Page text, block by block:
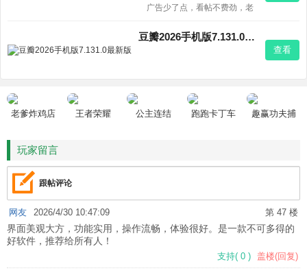
广告少了点，看帖不费劲，老
能快速找着同好。
豆瓣2026手机版7.131.0最新版
查看
老爹炸鸡店
王者荣耀 公主连结 跑跑卡丁车
趣赢功夫捕
玩家留言
跟帖评论
第 47 楼
网友 2026/4/30 10:47:09
界面美观大方，功能实用，操作流畅，体验很好。是一款不可多得的
好软件，推荐给所有人！
支持( 0 ) 盖楼(回复)